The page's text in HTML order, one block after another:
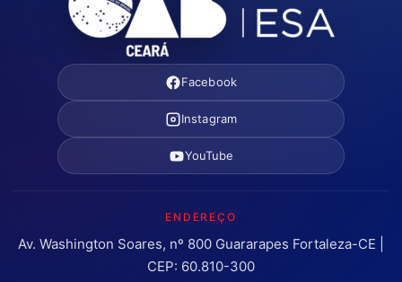
Facebook
Instagram
YouTube
ENDEREÇO
Av. Washington Soares, nº 800 Guararapes Fortaleza-CE |
CEP: 60.810-300